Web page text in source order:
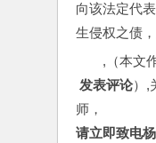
向该法定代
生侵权之债
,（本文
发表评论）,
师，
请立即致电